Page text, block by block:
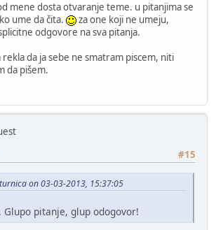
mene dosta otvaranje teme. u pitanjima se
ume da čita.
za one koji ne umeju,
odgovore na sva pitanja.
da ja sebe ne smatram piscem, niti
da pišem.
#15
on 03-03-2013, 15:37:05
Glupo pitanje, glup odogovor!